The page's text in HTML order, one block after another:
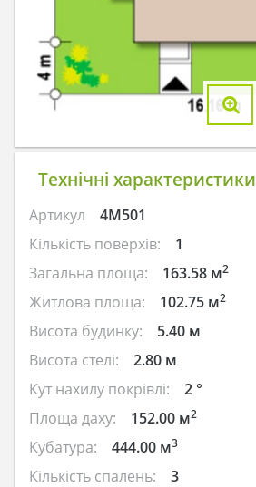
Технічні характеристики
Артикул
4M501
Кількість поверхів:
1
Загальна площа:
163.58 м2
Житлова площа: 102.75 м2
Висота будинку:
5.40 м
Висота стелі:
2.80 м
Кут нахилу покрівлі:
2 °
Площа даху:
152.00 м2
Кубатура: 444.00 м3
Кількість спалень:
3